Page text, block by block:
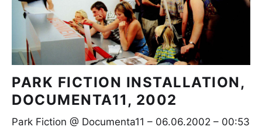
PARK FICTION INSTALLATION,
DOCUMENTA11, 2002
Park Fiction @ Documenta11 – 06.06.2002 – 00:53